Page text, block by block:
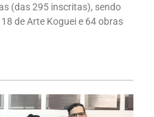
(das 295 inscritas), sendo
de Arte Koguei e 64 obras